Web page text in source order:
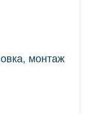
монтаж